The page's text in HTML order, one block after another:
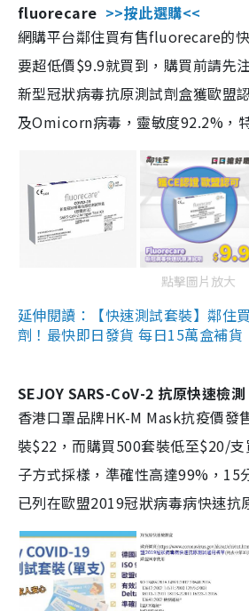
fluorecare >>按此選購<<
網購平台鄰住買有售fluorecare的
要超低價$9.9就買到，購買前請先
新型冠狀病毒抗原測試劑盒獲歐盟
及Omicorn病毒，靈敏度92.2%，
點擊圖片放大
延伸閱讀：【快速測試套裝】鄰住
劑！最快即日發貨 每日15萬盒補貨
SEJOY SARS-CoV-2 抗原快速檢測
香港口罩品牌HK-M Mask抗疫價發
裝$22，而購買500套裝低至$20/
子方式採樣，準確性高達99%，15
已列在歐盟2019冠狀病毒病快速抗